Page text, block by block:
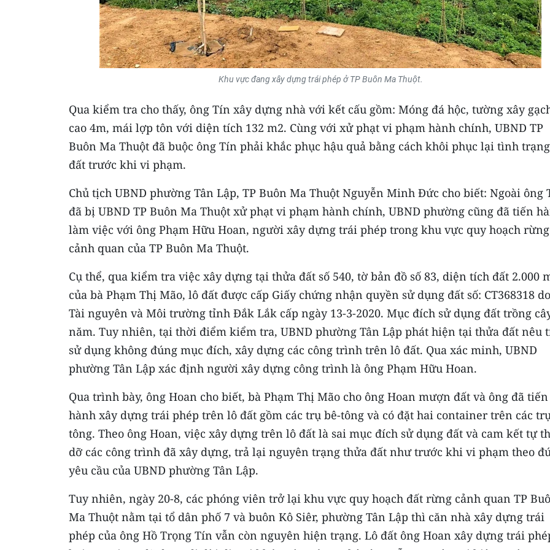
Khu vực đang xây dựng trái phép ở TP Buôn Ma Thuột.
Qua kiểm tra cho thấy, ông Tín xây dựng nhà với kết cấu gồm: Móng đá hộc, tường xây
cao 4m, mái lợp tôn với diện tích 132 m2. Cùng với xử phạt vi phạm hành chính, UBND TP
Buôn Ma Thuột đã buộc ông Tín phải khắc phục hậu quả bằng cách khôi phục lại tình
đất trước khi vi phạm.
Chủ tịch UBND phường Tân Lập, TP Buôn Ma Thuột Nguyễn Minh Đức cho biết: Ngoài ông
đã bị UBND TP Buôn Ma Thuột xử phạt vi phạm hành chính, UBND phường cũng đã tiến
làm việc với ông Phạm Hữu Hoan, người xây dựng trái phép trong khu vực quy hoạch rừng
cảnh quan của TP Buôn Ma Thuột.
Cụ thể, qua kiểm tra việc xây dựng tại thửa đất số 540, tờ bản đồ số 83, diện tích đất 2.000
của bà Phạm Thị Mão, lô đất được cấp Giấy chứng nhận quyền sử dụng đất số: CT368318
Tài nguyên và Môi trường tỉnh Đắk Lắk cấp ngày 13-3-2020. Mục đích sử dụng đất trồng
năm. Tuy nhiên, tại thời điểm kiểm tra, UBND phường Tân Lập phát hiện tại thửa đất nêu
sử dụng không đúng mục đích, xây dựng các công trình trên lô đất. Qua xác minh, UBND
phường Tân Lập xác định người xây dựng công trình là ông Phạm Hữu Hoan.
Qua trình bày, ông Hoan cho biết, bà Phạm Thị Mão cho ông Hoan mượn đất và ông đã tiến
hành xây dựng trái phép trên lô đất gồm các trụ bê-tông và có đặt hai container trên các
tông. Theo ông Hoan, việc xây dựng trên lô đất là sai mục đích sử dụng đất và cam kết tự
dỡ các công trình đã xây dựng, trả lại nguyên trạng thửa đất như trước khi vi phạm theo
yêu cầu của UBND phường Tân Lập.
Tuy nhiên, ngày 20-8, các phóng viên trở lại khu vực quy hoạch đất rừng cảnh quan TP
Ma Thuột nằm tại tổ dân phố 7 và buôn Kô Siêr, phường Tân Lập thì căn nhà xây dựng trái
phép của ông Hồ Trọng Tín vẫn còn nguyên hiện trạng. Lô đất ông Hoan xây dựng trái